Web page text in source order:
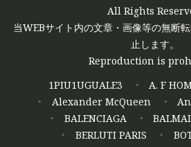
ション
レクシ
ン）
All Rights
当WEBサイト内の文章・画像等の無断
止します。
Reproduction is
1PIU1UGUALE3
A. F
Alexander McQueen
BALENCIAGA
BERLUTI PARIS